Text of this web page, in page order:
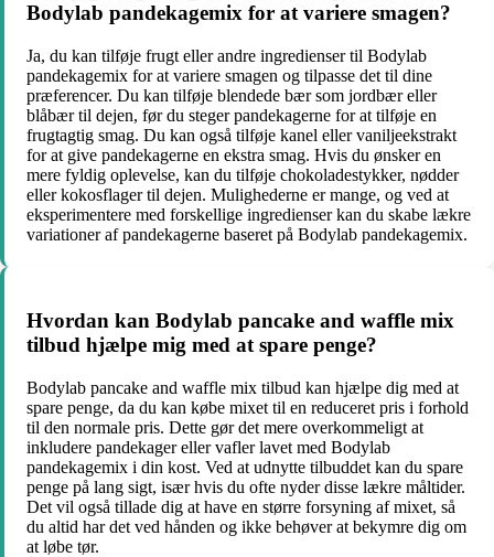
Bodylab pandekagemix for at variere smagen?
Ja, du kan tilføje frugt eller andre ingredienser til Bodylab
pandekagemix for at variere smagen og tilpasse det til dine
præferencer. Du kan tilføje blendede bær som jordbær eller
blåbær til dejen, før du steger pandekagerne for at tilføje en
frugtagtig smag. Du kan også tilføje kanel eller vaniljeekstrakt
for at give pandekagerne en ekstra smag. Hvis du ønsker en
mere fyldig oplevelse, kan du tilføje chokoladestykker, nødder
eller kokosflager til dejen. Mulighederne er mange, og ved at
eksperimentere med forskellige ingredienser kan du skabe lækre
variationer af pandekagerne baseret på Bodylab pandekagemix.
Hvordan kan Bodylab pancake and waffle mix
tilbud hjælpe mig med at spare penge?
Bodylab pancake and waffle mix tilbud kan hjælpe dig med at
spare penge, da du kan købe mixet til en reduceret pris i forhold
til den normale pris. Dette gør det mere overkommeligt at
inkludere pandekager eller vafler lavet med Bodylab
pandekagemix i din kost. Ved at udnytte tilbuddet kan du spare
penge på lang sigt, især hvis du ofte nyder disse lækre måltider.
Det vil også tillade dig at have en større forsyning af mixet, så
du altid har det ved hånden og ikke behøver at bekymre dig om
at løbe tør.